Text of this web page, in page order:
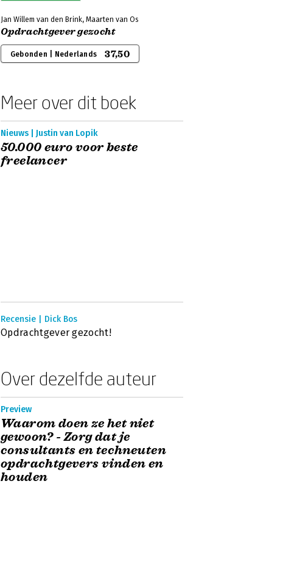
Jan Willem van den Brink, Maarten van Os
Opdrachtgever gezocht
Gebonden | Nederlands 37,50
Meer over dit boek
Nieuws | Justin van Lopik
50.000 euro voor beste
freelancer
Recensie | Dick Bos
Opdrachtgever gezocht!
Over dezelfde auteur
Preview
Waarom doen ze het niet
gewoon? - Zorg dat je
consultants en techneuten
opdrachtgevers vinden en
houden